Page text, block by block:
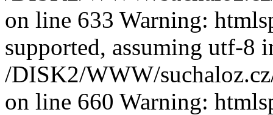
on line 633 Warning:
supported, assuming utf-8
/DISK2/WWW/
on line 660 Warning: